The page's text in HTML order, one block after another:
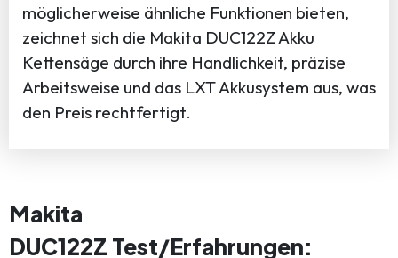
möglicherweise ähnliche Funktionen bieten,
zeichnet sich die Makita DUC122Z Akku
Kettensäge durch ihre Handlichkeit, präzise
Arbeitsweise und das LXT Akkusystem aus, was
den Preis rechtfertigt.
Makita
DUC122Z Test/Erfahrungen: